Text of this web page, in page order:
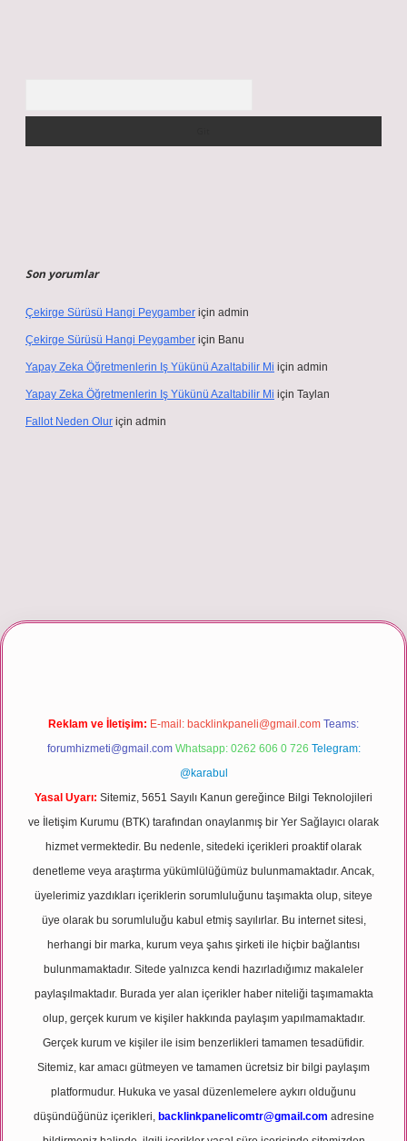
Son yorumlar
Çekirge Sürüsü Hangi Peygamber için admin
Çekirge Sürüsü Hangi Peygamber için Banu
Yapay Zeka Öğretmenlerin Iş Yükünü Azaltabilir Mi için admin
Yapay Zeka Öğretmenlerin Iş Yükünü Azaltabilir Mi için Taylan
Fallot Neden Olur için admin
giriş
Reklam ve İletişim: E-mail: backlinkpaneli@gmail.com Teams:
forumhizmeti@gmail.com Whatsapp: 0262 606 0 726 Telegram:
@karabul
Yasal Uyarı: Sitemiz, 5651 Sayılı Kanun gereğince Bilgi Teknolojileri
ve İletişim Kurumu (BTK) tarafından onaylanmış bir Yer Sağlayıcı olarak
hizmet vermektedir. Bu nedenle, sitedeki içerikleri proaktif olarak
denetleme veya araştırma yükümlülüğümüz bulunmamaktadır. Ancak,
üyelerimiz yazdıkları içeriklerin sorumluluğunu taşımakta olup, siteye
üye olarak bu sorumluluğu kabul etmiş sayılırlar. Bu internet sitesi,
herhangi bir marka, kurum veya şahıs şirketi ile hiçbir bağlantısı
bulunmamaktadır. Sitede yalnızca kendi hazırladığımız makaleler
paylaşılmaktadır. Burada yer alan içerikler haber niteliği taşımamakta
olup, gerçek kurum ve kişiler hakkında paylaşım yapılmamaktadır.
Gerçek kurum ve kişiler ile isim benzerlikleri tamamen tesadüfidir.
Sitemiz, kar amacı gütmeyen ve tamamen ücretsiz bir bilgi paylaşım
platformudur. Hukuka ve yasal düzenlemelere aykırı olduğunu
düşündüğünüz içerikleri, backlinkpanelicomtr@gmail.com adresine